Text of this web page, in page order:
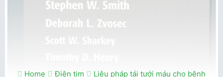
Home Điện tim
Liệu pháp tái tưới máu cho bệnh